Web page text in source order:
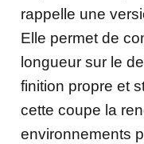
rappelle une
Elle permet de
longueur sur le
finition propre et
cette coupe la
environnements